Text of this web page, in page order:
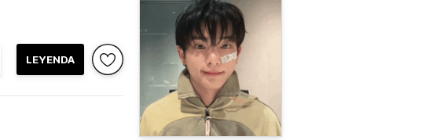
LEYENDA